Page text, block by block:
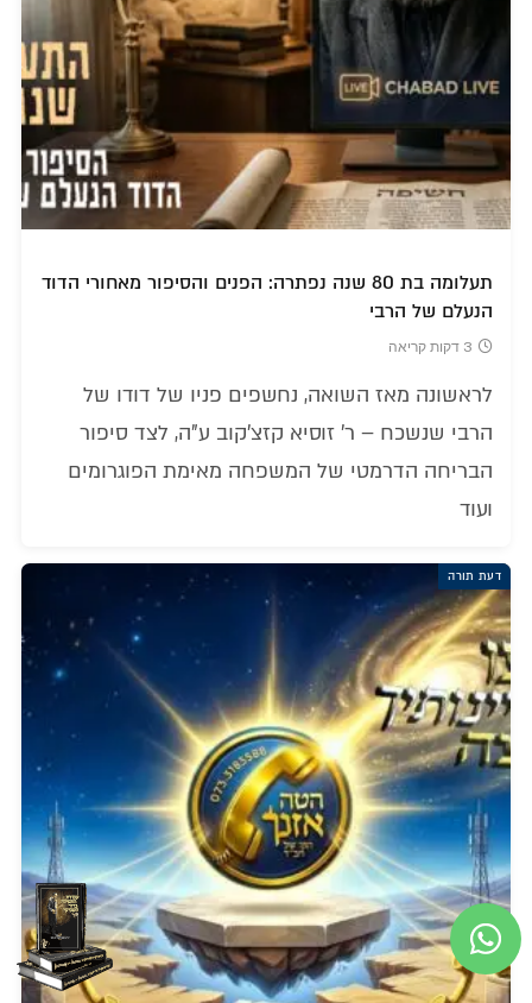
תעלומה בת 80 שנה נפתרה: הפנים והסיפור מאחורי הדוד
הנעלם של הרבי
3 דקות קריאה
לראשונה מאז השואה, נחשפים פניו של דודו של
הרבי שנשכח – ר' זוסיא קזצ'קוב ע"ה, לצד סיפור
הבריחה הדרמטי של המשפחה מאימת הפוגרומים
ועוד
דעת תורה